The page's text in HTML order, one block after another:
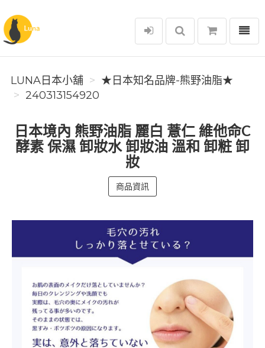
Luna日本小舖
選單
LUNA日本小舖
★日本知名品牌-熊野油脂★
240313154920
日本境內 熊野油脂 麗白 薏仁 維他命C
酵素 保濕 卸妝水 卸妝油 溫和 卸粧 卸
妝
商品資訊